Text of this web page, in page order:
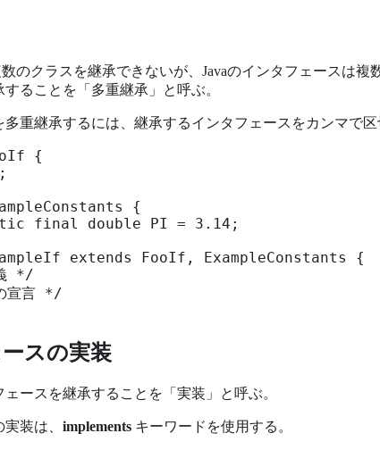
数のクラスを継承できないが、Javaのインタフェースは
ることを「多重継承」と呼ぶ。
多重継承するには、継承するインタフェースをカンマで
{
{
final double PI = 3.14;
extends FooIf, ExampleConstants {
*/
宣言 */
スの実装
ースを継承することを「実装」と呼ぶ。
装は、 implements キーワードを使用する。